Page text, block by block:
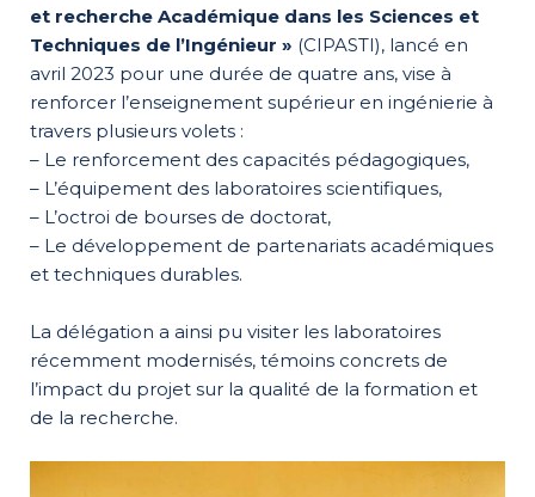
et recherche Académique dans les Sciences et
Techniques de l’Ingénieur » (CIPASTI), lancé en
avril 2023 pour une durée de quatre ans, vise à
renforcer l’enseignement supérieur en ingénierie à
travers plusieurs volets :
– Le renforcement des capacités pédagogiques,
– L’équipement des laboratoires scientifiques,
– L’octroi de bourses de doctorat,
– Le développement de partenariats académiques
et techniques durables.
La délégation a ainsi pu visiter les laboratoires
récemment modernisés, témoins concrets de
l’impact du projet sur la qualité de la formation et
de la recherche.